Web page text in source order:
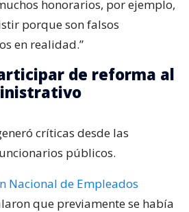
honorarios, por ejemplo,
porque son falsos
en realidad.”
de reforma al
críticas desde las
públicos.
Nacional de Empleados
que previamente se había